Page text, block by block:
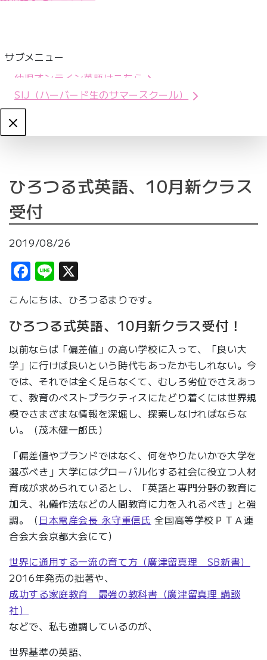
サブメニュー
幼児オンライン英語はこちら
SIJ（ハーバード生のサマースクール）
Close
ひろつる式英語、10月新クラス
受付
2019/08/26
Facebook
Line
こんにちは、ひろつるまりです。
ひろつる式英語、10月新クラス受付！
以前ならば「偏差値」の高い学校に入って、「良い大
学」に行けば良いという時代もあったかもしれない。今
では、それでは全く足らなくて、むしろ劣位でさえあっ
て、教育のベストプラクティスにたどり着くには世界規
模でさまざまな情報を深堀し、探索しなければならな
い。（茂木健一郎氏）
「偏差値やブランドではなく、何をやりたいかで大学を
選ぶべき」大学にはグローバル化する社会に役立つ人材
育成が求められているとし、「英語と専門分野の教育に
加え、礼儀作法などの人間教育に力を入れるべき」と強
調。（ 日本電産会長 永守重信氏 全国高等学校ＰＴＡ連
合会大会京都大会にて）
世界に通用する一流の育て方（廣津留真理 SB新書）
2016年発売の拙著や、
成功する家庭教育 最強の教科書（廣津留真理 講談
社）
などで、私も強調しているのが、
世界基準の英語、